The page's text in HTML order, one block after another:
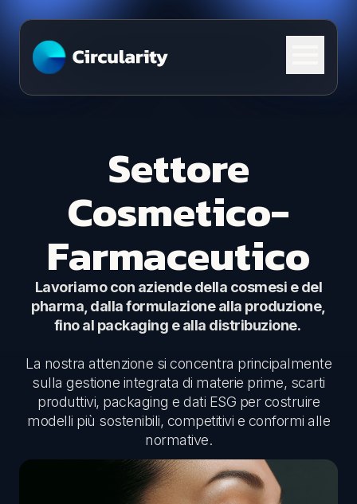
Skip to content
Settore
Cosmetico-
Farmaceutico
Lavoriamo con aziende della cosmesi e del
pharma, dalla formulazione alla produzione,
fino al packaging e alla distribuzione.
La nostra attenzione si concentra principalmente
sulla gestione integrata di materie prime, scarti
produttivi, packaging e dati ESG per costruire
modelli più sostenibili, competitivi e conformi alle
normative.